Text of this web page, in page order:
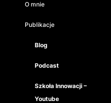
O mnie
Publikacje
Blog
Podcast
Szkoła Innowacji –
Youtube